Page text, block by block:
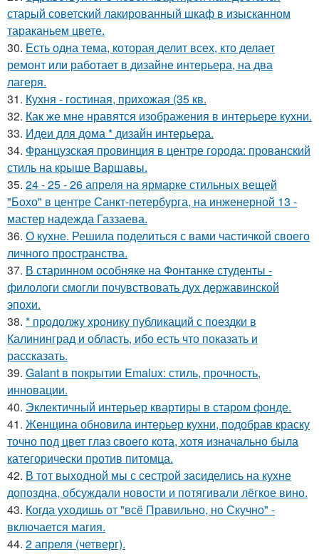
старый советский лакированный шкаф в изысканном
тараканьем цвете.
30. Есть одна тема, которая делит всех, кто делает
ремонт или работает в дизайне интерьера, на два
лагеря.
31. Кухня - гостиная, прихожая (35 кв.
32. Как же мне нравятся изображения в интерьере кухни.
33. Идеи для дома * дизайн интерьера.
34. Французская провинция в центре города: прованский
стиль на крыше Варшавы.
35. 24 - 25 - 26 апреля на ярмарке стильных вещей
"Бохо" в центре Санкт-петербурга, на инженерной 13 -
мастер надежда Газзаева.
36. О кухне. Решила поделиться с вами частичкой своего
личного пространства.
37. В старинном особняке на Фонтанке студенты -
филологи смогли почувствовать дух державинской
эпохи.
38. * продолжу хронику публикаций с поездки в
Калининград и область, ибо есть что показать и
рассказать.
39. Galant в покрытии Emalux: стиль, прочность,
инновации.
40. Эклектичный интерьер квартиры в старом фонде.
41. Женщина обновила интерьер кухни, подобрав краску
точно под цвет глаз своего кота, хотя изначально была
категорически против питомца.
42. В тот выходной мы с сестрой засиделись на кухне
допоздна, обсуждали новости и потягивали лёгкое вино.
43. Когда уходишь от "всё Правильно, но Скучно" -
включается магия.
44. 2 апреля (четверг).